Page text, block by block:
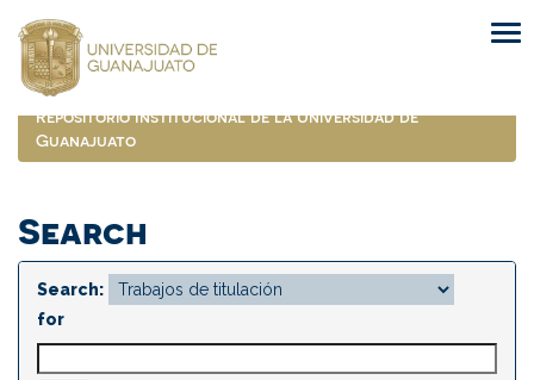
navigation
Repositorio Institucional de la Universidad de
Guanajuato
Search
Search:
for